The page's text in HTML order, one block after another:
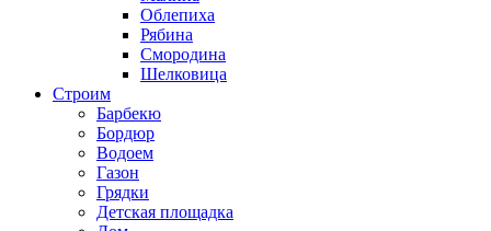
Облепиха
Рябина
Смородина
Шелковица
Строим
Барбекю
Бордюр
Водоем
Газон
Грядки
Детская площадка